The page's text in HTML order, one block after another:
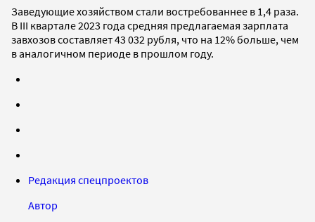
Заведующие хозяйством стали востребованнее в 1,4 раза.
В III квартале 2023 года средняя предлагаемая зарплата
завхозов составляет 43 032 рубля, что на 12% больше, чем
в аналогичном периоде в прошлом году.
Редакция спецпроектов
Автор